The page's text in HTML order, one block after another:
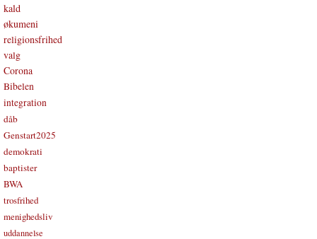
kald
økumeni
religionsfrihed
valg
Corona
Bibelen
integration
dåb
Genstart2025
demokrati
baptister
BWA
trosfrihed
menighedsliv
uddannelse